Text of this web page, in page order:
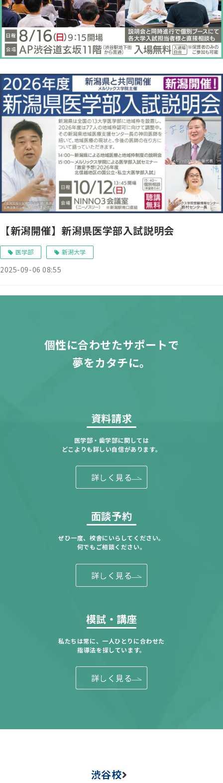
【新潟開催】新潟県医学部入試説明会
医学部 新潟大学
2025-09-06 08:55
個性に合わせたサポートで
夢をカタチに。
資料請求
医学部・歯学部に関しては
どこよりも詳しい自信があります。
詳しく見る
面談予約
ぜひ一度、校舎にいらしてください。
何でもご相談ください。
詳しく見る
模試・講座
私たちは常に、一人ひとりに合わせた
指導法を探しています。
詳しく見る
渋谷校